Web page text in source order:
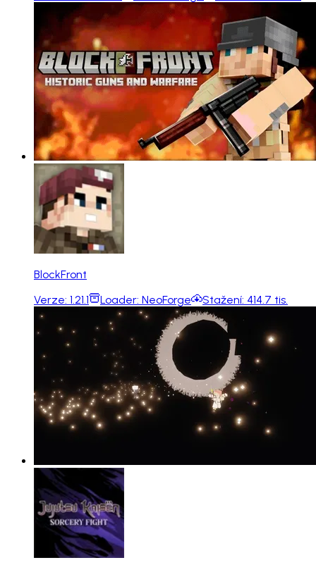
BlockFront
Verze: 1.21.1 Loader: NeoForge Stažení: 414.7 tis.